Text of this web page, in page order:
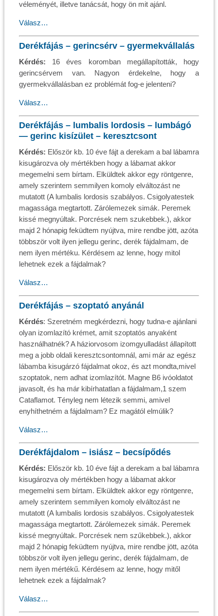
véleményét, illetve tanácsát, hogy ön mit ajánl.
Válasz…
Derékfájás – gerincsérv – gyermekvállalás
Kérdés: 16 éves koromban megállapították, hogy
gerincsérvem van. Nagyon érdekelne, hogy a
gyermekvállalásban ez problémát fog-e jelenteni?
Válasz…
Derékfájás – lumbalis lordosis – lumbágó
— gerinc kisízület – keresztcsont
Kérdés: Először kb. 10 éve fájt a derekam a bal lábamra
kisugározva oly mértékben hogy a lábamat akkor
megemelni sem bírtam. Elküldtek akkor egy röntgenre,
amely szerintem semmilyen komoly elváltozást ne
mutatott (A lumbalis lordosis szabályos. Csigolyatestek
magassága megtartott. Zárólemezek simák. Peremek
kissé megnyúltak. Porcrések nem szukebbek.), akkor
majd 2 hónapig feküdtem nyújtva, mire rendbe jött, azóta
többször volt ilyen jellegu gerinc, derék fájdalmam, de
nem ilyen mértéku. Kérdésem az lenne, hogy mitol
lehetnek ezek a fájdalmak?
Válasz…
Derékfájás – szoptató anyánál
Kérdés: Szeretném megkérdezni, hogy tudna-e ajánlani
olyan izomlazító krémet, amit szoptatós anyaként
használhatnék? A háziorvosom izomgyulladást állapított
meg a jobb oldali keresztcsontomnál, ami már az egész
lábamba kisugárzó fájdalmat okoz, és azt mondta,mivel
szoptatok, nem adhat izomlazítót. Magne B6 ivóoldatot
javasolt, és ha már kibírhatatlan a fájdalmam,1 szem
Cataflamot. Tényleg nem létezik semmi, amivel
enyhíthetném a fájdalmam? Ez magától elmúlik?
Válasz…
Derékfájdalom – isiász – becsípődés
Kérdés: Először kb. 10 éve fájt a derekam a bal lábamra
kisugározva oly mértékben hogy a lábamat akkor
megemelni sem bírtam. Elküldtek akkor egy röntgenre,
amely szerintem semmilyen komoly elváltozást ne
mutatott (A lumbalis lordosis szabályos. Csigolyatestek
magassága megtartott. Zárólemezek simák. Peremek
kissé megnyúltak. Porcrések nem szűkebbek.), akkor
majd 2 hónapig feküdtem nyújtva, mire rendbe jött, azóta
többször volt ilyen jellegu gerinc, derék fájdalmam, de
nem ilyen mértékű. Kérdésem az lenne, hogy mitől
lehetnek ezek a fájdalmak?
Válasz…